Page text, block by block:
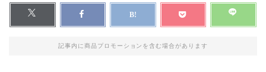
記事内に商品プロモーションを含む場合があります